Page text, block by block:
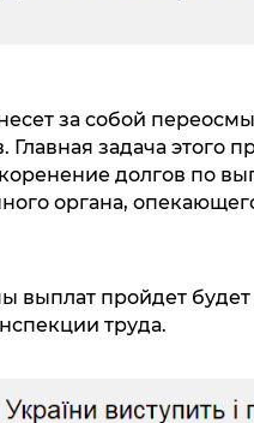
за собой
задача этого
долгов по
органа,
выплат пройдет
труда.